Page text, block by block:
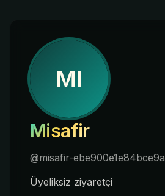
MI
Misafir
@misafir-ebe900e1e84bce9a
Üyeliksiz ziyaretçi